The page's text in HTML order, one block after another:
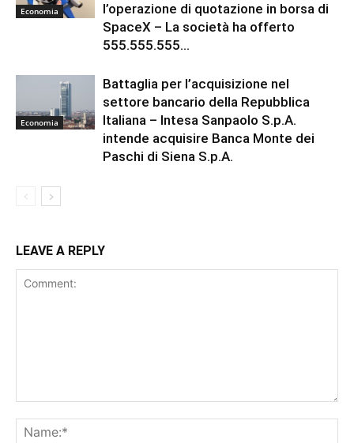
Economia
l’operazione di quotazione in borsa di
SpaceX – La società ha offerto
555.555.555...
Economia
Battaglia per l’acquisizione nel
settore bancario della Repubblica
Italiana – Intesa Sanpaolo S.p.A.
intende acquisire Banca Monte dei
Paschi di Siena S.p.A.
LEAVE A REPLY